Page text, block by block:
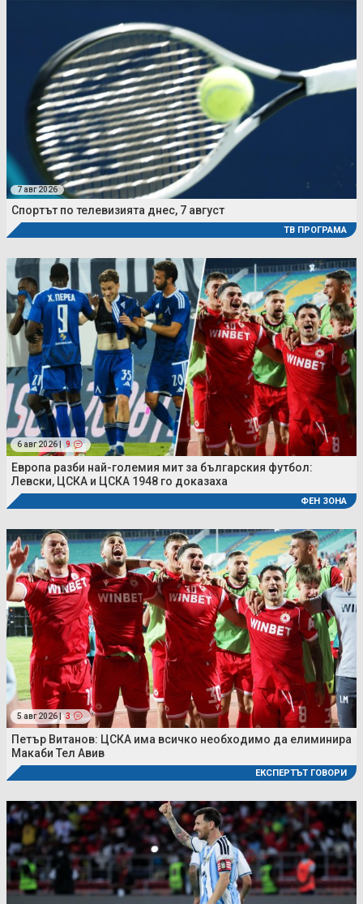
7 авг 2026
Спортът по телевизията днес, 7 август
ТВ ПРОГРАМА
6 авг 2026 | 9
Европа разби най-големия мит за българския футбол:
Левски, ЦСКА и ЦСКА 1948 го доказаха
ФЕН ЗОНА
5 авг 2026 | 3
Петър Витанов: ЦСКА има всичко необходимо да елиминира
Макаби Тел Авив
ЕКСПЕРТЪТ ГОВОРИ